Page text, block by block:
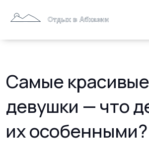
Самые красивые
девушки — что
их особенными?